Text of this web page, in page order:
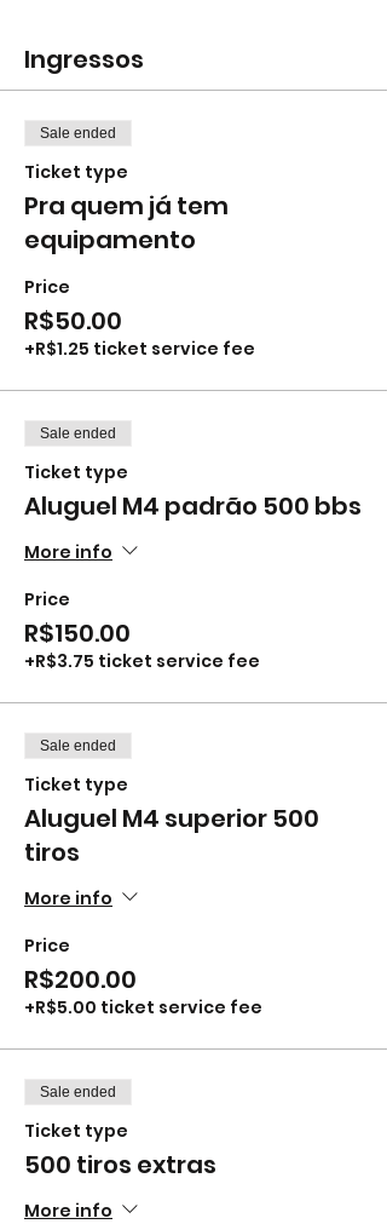
Ingressos
Sale ended
Ticket type
Pra quem já tem
equipamento
Price
R$50.00
+R$1.25 ticket service fee
Sale ended
Ticket type
Aluguel M4 padrão 500 bbs
More info
Price
R$150.00
+R$3.75 ticket service fee
Sale ended
Ticket type
Aluguel M4 superior 500
tiros
More info
Price
R$200.00
+R$5.00 ticket service fee
Sale ended
Ticket type
500 tiros extras
More info